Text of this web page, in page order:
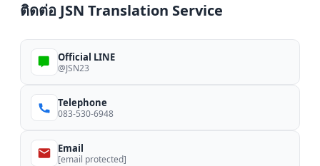
ติดต่อ JSN Translation Service
Official LINE
@JSN23
Telephone
083-530-6948
Email
[email protected]